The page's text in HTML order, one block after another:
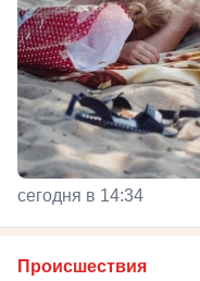
сегодня в 14:34
Происшествия